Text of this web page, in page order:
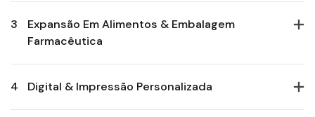
3
Expansão Em Alimentos & Embalagem
Farmacêutica
4 Digital & Impressão Personalizada